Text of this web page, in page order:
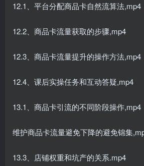
12.1、平台分配商品卡自然流算法,mp4
12.2、商品卡流量获取的步骤,mp4
12.3、商品卡流量提升的操作方法,mp4
12.4、课后实操任务和互动答疑,mp4
13.1、商品卡引流的不同阶段操作,mp4
维护商品卡流量避免下降的避免锦集
13.3、店铺权重和坑产的关系.mp4